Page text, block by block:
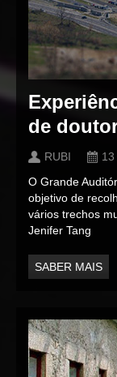
de
RUBI 13
O Grande
objetivo de
vários trechos
Jenifer Tang
SABER MAIS